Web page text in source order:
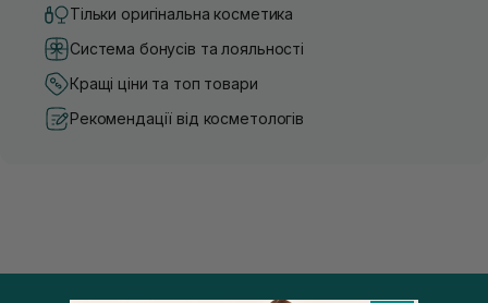
Тільки оригінальна косметика
Система бонусів та лояльності
Кращі ціни та топ товари
Рекомендації від косметологів